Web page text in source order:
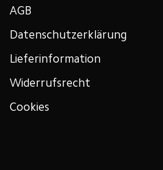
AGB
Datenschutzerklärung
Lieferinformation
Widerrufsrecht
Cookies